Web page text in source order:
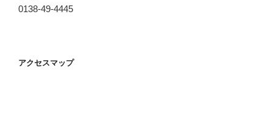
0138-49-4445
アクセスマップ